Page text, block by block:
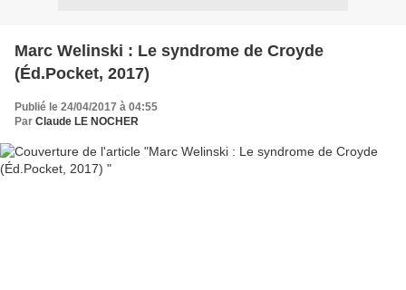
Marc Welinski : Le syndrome de Croyde
(Éd.Pocket, 2017)
Publié le 24/04/2017 à 04:55
Par Claude LE NOCHER